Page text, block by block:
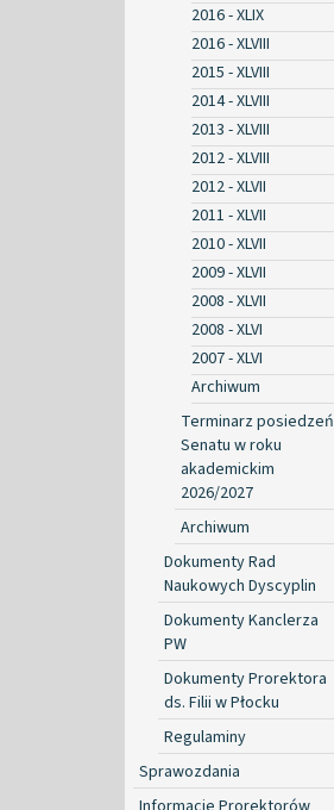
2016 - XLIX
2016 - XLVIII
2015 - XLVIII
2014 - XLVIII
2013 - XLVIII
2012 - XLVIII
2012 - XLVII
2011 - XLVII
2010 - XLVII
2009 - XLVII
2008 - XLVII
2008 - XLVI
2007 - XLVI
Archiwum
Terminarz posiedzeń
Senatu w roku
akademickim
2026/2027
Archiwum
Dokumenty Rad
Naukowych Dyscyplin
Dokumenty Kanclerza
PW
Dokumenty Prorektora
ds. Filii w Płocku
Regulaminy
Sprawozdania